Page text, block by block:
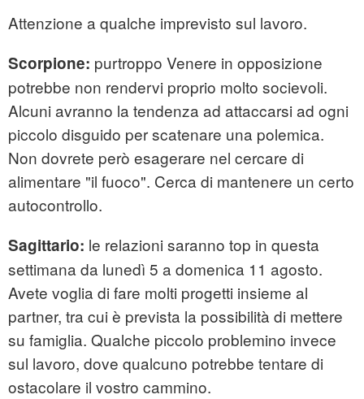
Attenzione a qualche imprevisto sul lavoro.
Scorpione: purtroppo Venere in opposizione
potrebbe non rendervi proprio molto socievoli.
Alcuni avranno la tendenza ad attaccarsi ad ogni
piccolo disguido per scatenare una polemica.
Non dovrete però esagerare nel cercare di
alimentare "il fuoco". Cerca di mantenere un certo
autocontrollo.
Sagittario: le relazioni saranno top in questa
settimana da lunedì 5 a domenica 11 agosto.
Avete voglia di fare molti progetti insieme al
partner, tra cui è prevista la possibilità di mettere
su famiglia. Qualche piccolo problemino invece
sul lavoro, dove qualcuno potrebbe tentare di
ostacolare il vostro cammino.